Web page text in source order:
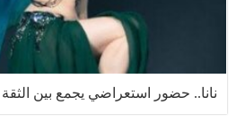
نانا.. حضور استعراضي يجمع بين الثقة